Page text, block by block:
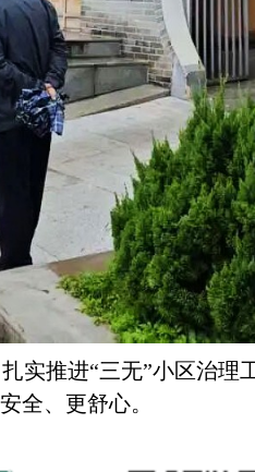
实推进“三无”小区治理
全、更舒心。